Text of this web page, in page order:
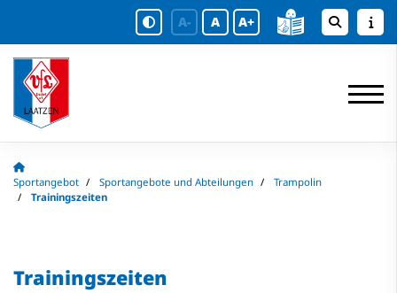
A- A A+
Sportangebot Sportangebote und Abteilungen
Trampolin
Trainingszeiten
Trainingszeiten